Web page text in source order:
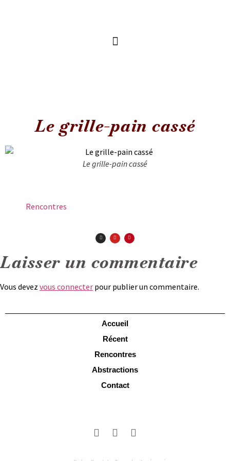
Le grille-pain cassé
Le grille-pain cassé
Rencontres
Laisser un commentaire
Vous devez vous connecter pour publier un commentaire.
Accueil
Récent
Rencontres
Abstractions
Contact